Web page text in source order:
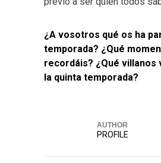
¿A vosotros qué os ha
temporada? ¿Qué
recordáis? ¿Qué villanos
la quinta temporada?
AUTHOR
PROFILE